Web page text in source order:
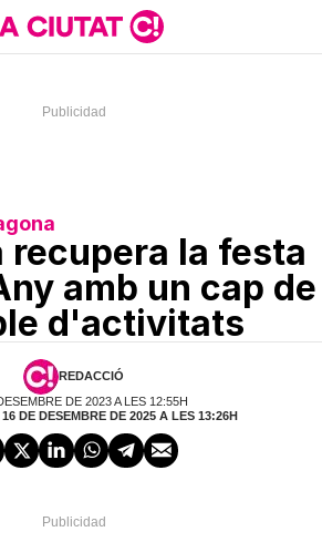
recupera la festa
amb un cap de
d'activitats
REDACCIÓ
DE 2023 A LES 12:55H
DE DESEMBRE DE 2025 A LES 13:26H